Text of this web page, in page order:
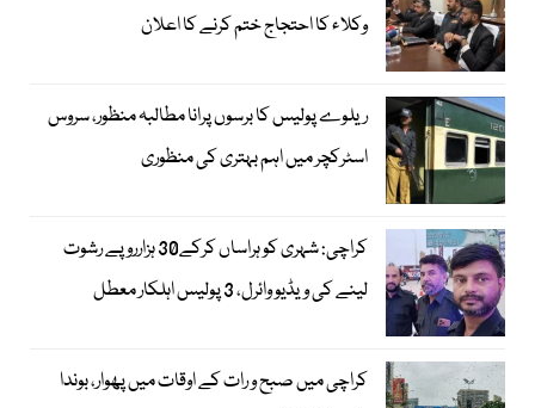
وکلاء کا احتجاج ختم کرنے کا اعلان
ریلوے پولیس کا برسوں پرانا مطالبہ منظور، سروس
اسٹرکچر میں اہم بہتری کی منظوری
کراچی: شہری کو ہراساں کرکے30 ہزارروپے رشوت
لینے کی ویڈیو وائرل، 3 پولیس اہلکار معطل
کراچی میں صبح و رات کے اوقات میں پھوار، بوندا